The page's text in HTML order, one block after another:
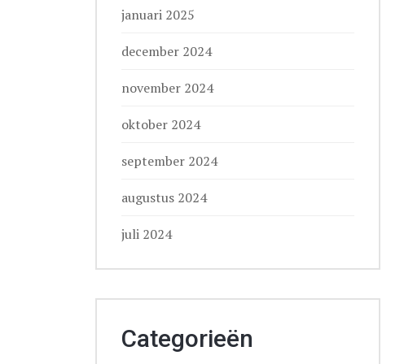
januari 2025
december 2024
november 2024
oktober 2024
september 2024
augustus 2024
juli 2024
Categorieën